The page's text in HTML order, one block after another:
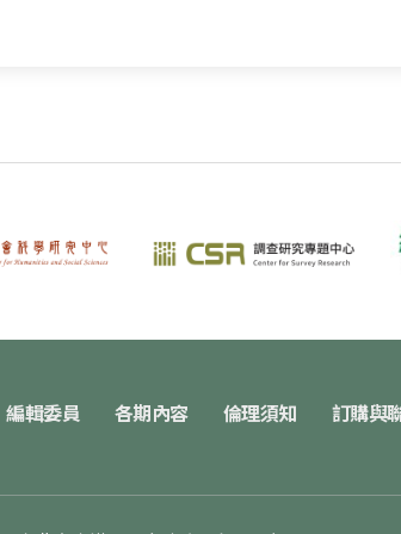
編輯委員 各期內容 倫理須知 訂購與